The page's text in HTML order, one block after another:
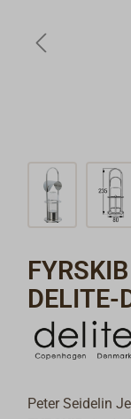
Peter Seidelin